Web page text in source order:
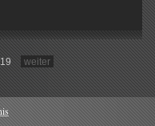
19 weiter